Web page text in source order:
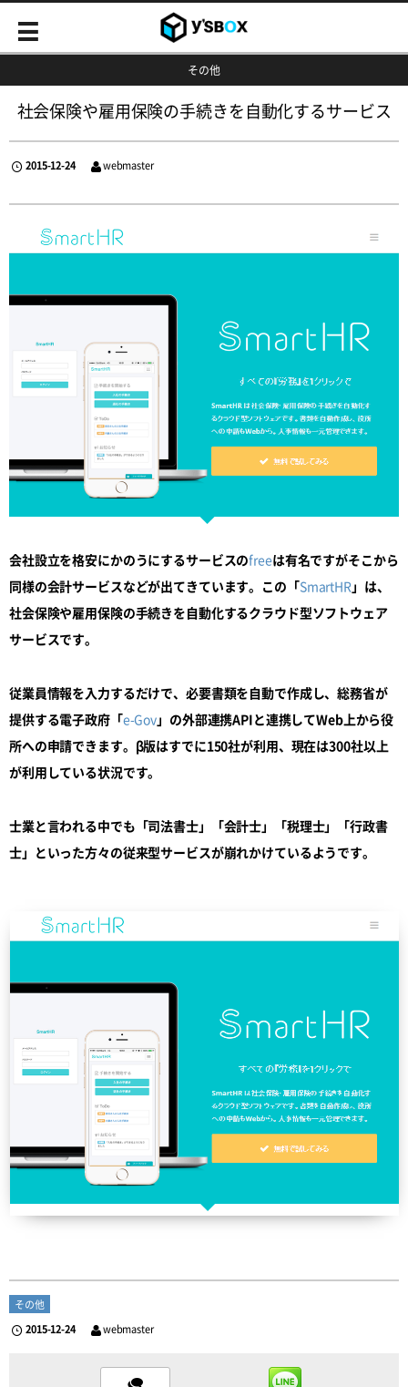
その他
社会保険や雇用保険の手続きを自動化するサービス
2015-12-24 webmaster
会社設立を格安にかのうにするサービスのfreeは有名ですがそこから
同様の会計サービスなどが出てきています。この「SmartHR」は、
社会保険や雇用保険の手続きを自動化するクラウド型ソフトウェア
サービスです。
従業員情報を入力するだけで、必要書類を自動で作成し、総務省が
提供する電子政府「e-Gov」の外部連携APIと連携してWeb上から役
所への申請できます。β版はすでに150社が利用、現在は300社以上
が利用している状況です。
士業と言われる中でも「司法書士」「会計士」「税理士」「行政書
士」といった方々の従来型サービスが崩れかけているようです。
その他
2015-12-24
webmaster